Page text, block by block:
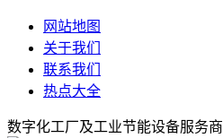
网站地图
关于我们
联系我们
热点大全
数字化工厂及工业节能设备服务商